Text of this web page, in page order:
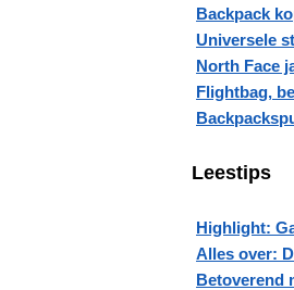
Backpack
Universele
North Face
Flightbag,
Leestips
Highlight:
Alles over:
Betoverend